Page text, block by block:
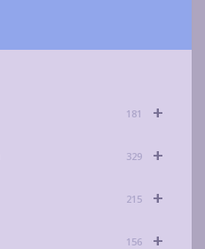
+
181
+
329
+
215
+
156